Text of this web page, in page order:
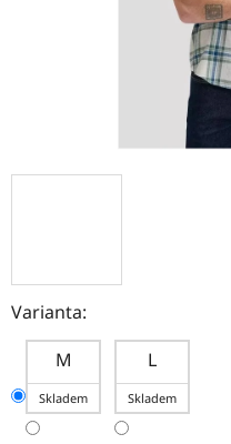
Varianta:
M
Skladem
L
Skladem